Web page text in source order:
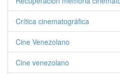
Crítica cinematográfica
Cine Venezolano
Cine venezolano